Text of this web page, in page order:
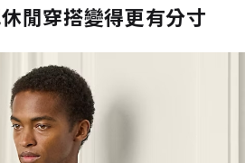
閒穿搭變得更有分寸